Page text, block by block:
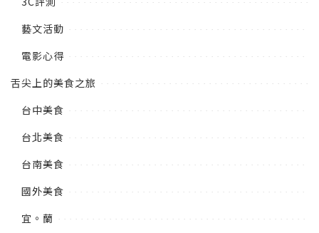
藝文活動
電影心得
舌尖上的美食之旅
台中美食
台北美食
台南美食
國外美食
宜。蘭